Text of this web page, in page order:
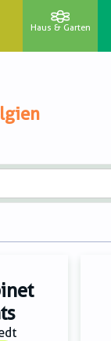
Haus & Garten